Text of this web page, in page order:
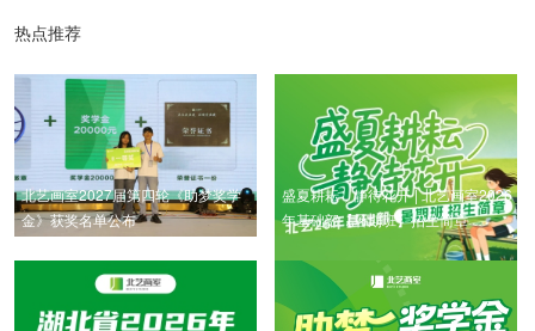
热点推荐
北艺画室2027届第四轮《助梦奖学
金》获奖名单公布
盛夏耕耘，静待花开 | 北艺画室2026
年基础部【暑期班】招生简章